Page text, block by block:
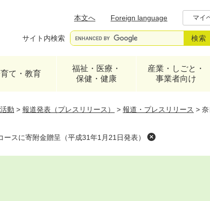
本文へ
Foreign language マイ
サイト内検索
て・教育
福祉・医療・
保健・健康
産業・しごと・
事業者向け
動 > 報道発表（プレスリリース） > 報道・プレスリリース >
スに寄附金贈呈（平成31年1月21日発表）